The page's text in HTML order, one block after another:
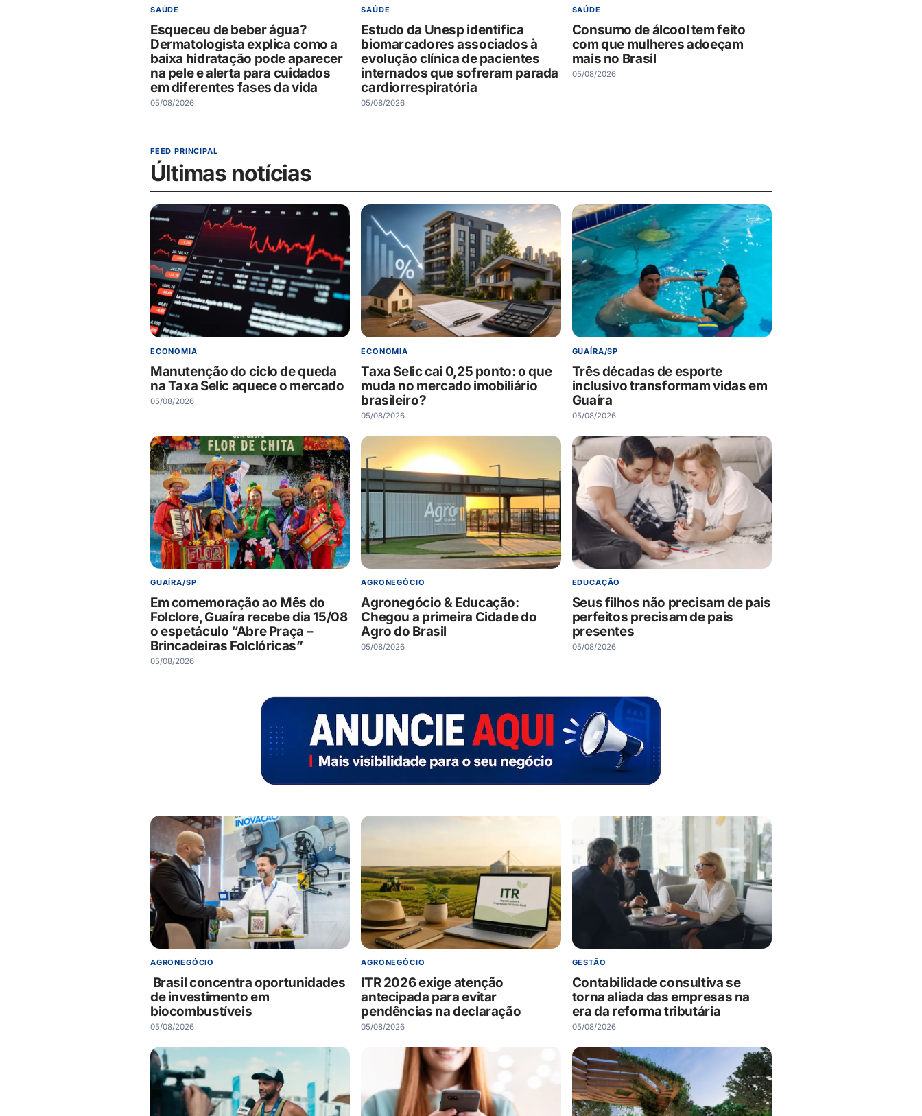
SAÚDE
Esqueceu de beber água?
Dermatologista explica como a
baixa hidratação pode aparecer
na pele e alerta para cuidados
em diferentes fases da vida
05/08/2026
SAÚDE
Estudo da Unesp identifica
biomarcadores associados à
evolução clínica de pacientes
internados que sofreram parada
cardiorrespiratória
05/08/2026
SAÚDE
Consumo de álcool tem feito
com que mulheres adoeçam
mais no Brasil
05/08/2026
FEED PRINCIPAL
Últimas notícias
ECONOMIA
Manutenção do ciclo de queda
na Taxa Selic aquece o mercado
05/08/2026
ECONOMIA
Taxa Selic cai 0,25 ponto: o que
muda no mercado imobiliário
brasileiro?
05/08/2026
GUAÍRA/SP
Três décadas de esporte
inclusivo transformam vidas em
Guaíra
05/08/2026
GUAÍRA/SP
Em comemoração ao Mês do
Folclore, Guaíra recebe dia 15/08
o espetáculo “Abre Praça –
Brincadeiras Folclóricas”
05/08/2026
AGRONEGÓCIO
Agronegócio & Educação:
Chegou a primeira Cidade do
Agro do Brasil
05/08/2026
EDUCAÇÃO
Seus filhos não precisam de pais
perfeitos precisam de pais
presentes
05/08/2026
AGRONEGÓCIO
Brasil concentra oportunidades
de investimento em
biocombustíveis
05/08/2026
AGRONEGÓCIO
ITR 2026 exige atenção
antecipada para evitar
pendências na declaração
05/08/2026
GESTÃO
Contabilidade consultiva se
torna aliada das empresas na
era da reforma tributária
05/08/2026